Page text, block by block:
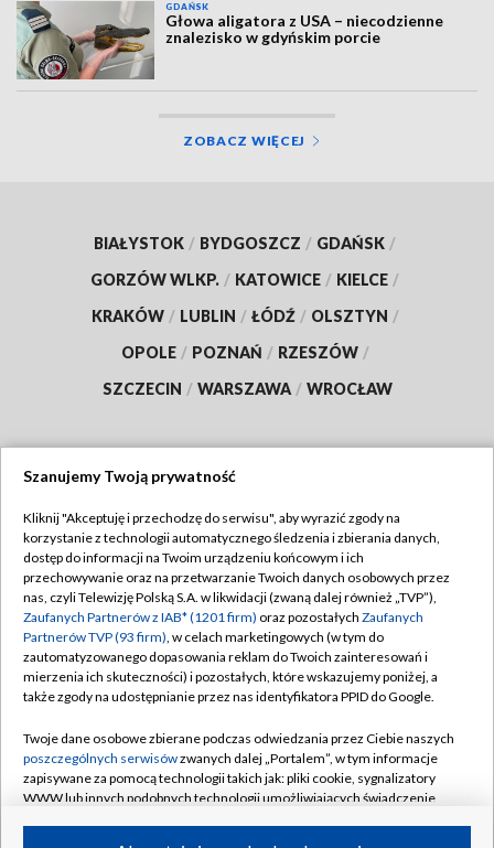
GDAŃSK
Głowa aligatora z USA – niecodzienne
znalezisko w gdyńskim porcie
ZOBACZ WIĘCEJ
BIAŁYSTOK / BYDGOSZCZ / GDAŃSK /
GORZÓW WLKP. / KATOWICE / KIELCE /
KRAKÓW / LUBLIN / ŁÓDŹ / OLSZTYN /
OPOLE / POZNAŃ / RZESZÓW /
SZCZECIN / WARSZAWA / WROCŁAW
TVP
Abonament TVP
Emisja w TVP
Centrum informacji TVP
Naziemna Telewizja Cyfrowa
Rada Programowa
System NOS
Informacje o nadawcy
Regulamin TVP
Polityka prywatności
Moje zgody
Pomoc
Kontakt
Kanały
Szanujemy Twoją prywatność
Kliknij "Akceptuję i przechodzę do serwisu", aby wyrazić zgody na
korzystanie z technologii automatycznego śledzenia i zbierania danych,
dostęp do informacji na Twoim urządzeniu końcowym i ich
przechowywanie oraz na przetwarzanie Twoich danych osobowych przez
nas, czyli Telewizję Polską S.A. w likwidacji (zwaną dalej również „TVP”),
Zaufanych Partnerów z IAB* (1201 firm) oraz pozostałych Zaufanych
Partnerów TVP (93 firm), w celach marketingowych (w tym do
zautomatyzowanego dopasowania reklam do Twoich zainteresowań i
mierzenia ich skuteczności) i pozostałych, które wskazujemy poniżej, a
także zgody na udostępnianie przez nas identyfikatora PPID do Google.
Twoje dane osobowe zbierane podczas odwiedzania przez Ciebie naszych
poszczególnych serwisówzwanych dalej „Portalem”, w tym informacje
zapisywane za pomocą technologii takich jak: pliki cookie, sygnalizatory
WWW lub innych podobnych technologii umożliwiających świadczenie